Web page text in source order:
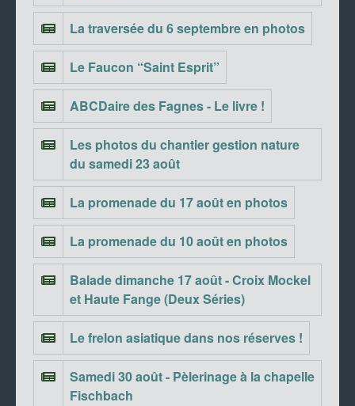
La traversée du 6 septembre en photos
Le Faucon “Saint Esprit”
ABCDaire des Fagnes - Le livre !
Les photos du chantier gestion nature
du samedi 23 août
La promenade du 17 août en photos
La promenade du 10 août en photos
Balade dimanche 17 août - Croix Mockel
et Haute Fange (Deux Séries)
Le frelon asiatique dans nos réserves !
Samedi 30 août - Pèlerinage à la chapelle
Fischbach